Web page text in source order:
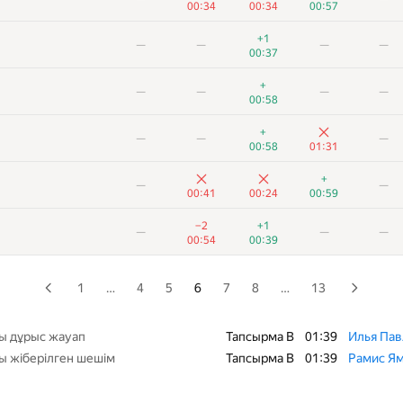
00:34 00:34
00:57
— —
+1
00:37
— —
— —
+
00:58
— —
— —
+
00:58
01:31
—
—
00:41 00:24
+
00:59
—
—
−2
00:54
+1
00:39
— —
00:31 00:42
00:34 01:12 01:23
00:39
— —
01:39 00:36
—
00:48 00:32 01:09
00:26
+
— —
1 … 4 5 6 7 8 … 13
дұрыс жауап Тапсырма B 01:39
Илья
жіберілген шешім
Тапсырма B 01:39 Рамис